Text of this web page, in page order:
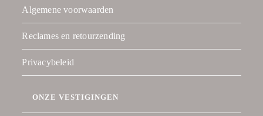
Algemene voorwaarden
Reclames en retourzending
Privacybeleid
ONZE VESTIGINGEN